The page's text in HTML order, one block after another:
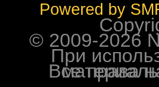
Powered by
Все права на